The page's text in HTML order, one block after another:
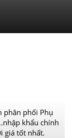
phân phối Phụ
khẩu chính
giá tốt nhất.